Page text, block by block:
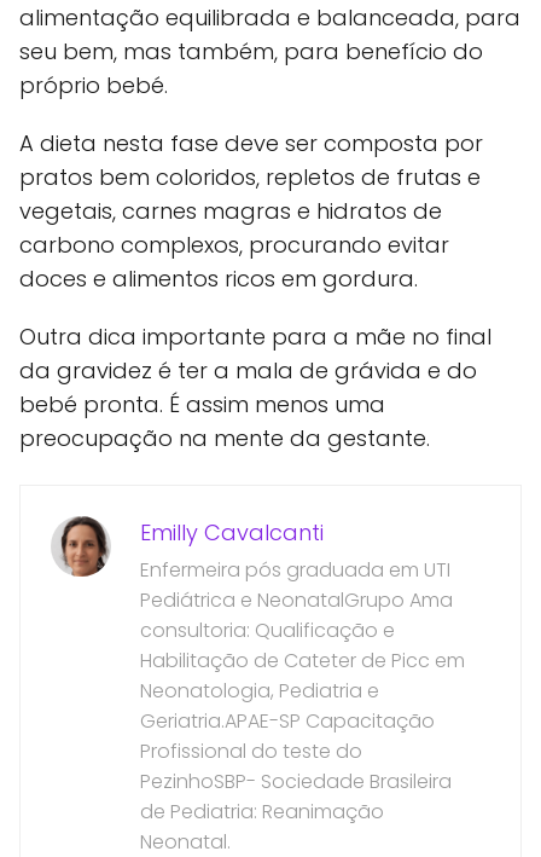
alimentação equilibrada e balanceada, para
seu bem, mas também, para benefício do
próprio bebé.
A dieta nesta fase deve ser composta por
pratos bem coloridos, repletos de frutas e
vegetais, carnes magras e hidratos de
carbono complexos, procurando evitar
doces e alimentos ricos em gordura.
Outra dica importante para a mãe no final
da gravidez é ter a mala de grávida e do
bebé pronta. É assim menos uma
preocupação na mente da gestante.
Emilly Cavalcanti
Enfermeira pós graduada em UTI
Pediátrica e NeonatalGrupo Ama
consultoria: Qualificação e
Habilitação de Cateter de Picc em
Neonatologia, Pediatria e
Geriatria.APAE-SP Capacitação
Profissional do teste do
PezinhoSBP- Sociedade Brasileira
de Pediatria: Reanimação
Neonatal.